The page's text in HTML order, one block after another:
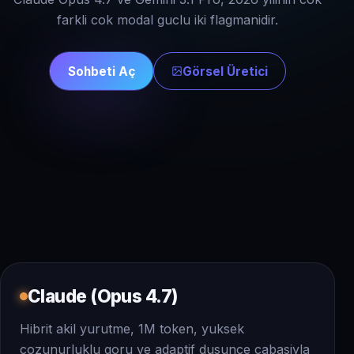
farkli cok modal guclu iki flagmanidir.
Sohbeti Aç Görsel Üretici
Claude (Opus 4.7)
Hibrit akil yurutme, 1M token, yuksek
cozunurluklu goru ve adaptif dusunce cabasiyla